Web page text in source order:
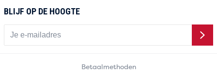
BLIJF OP DE HOOGTE
Betaalmethoden